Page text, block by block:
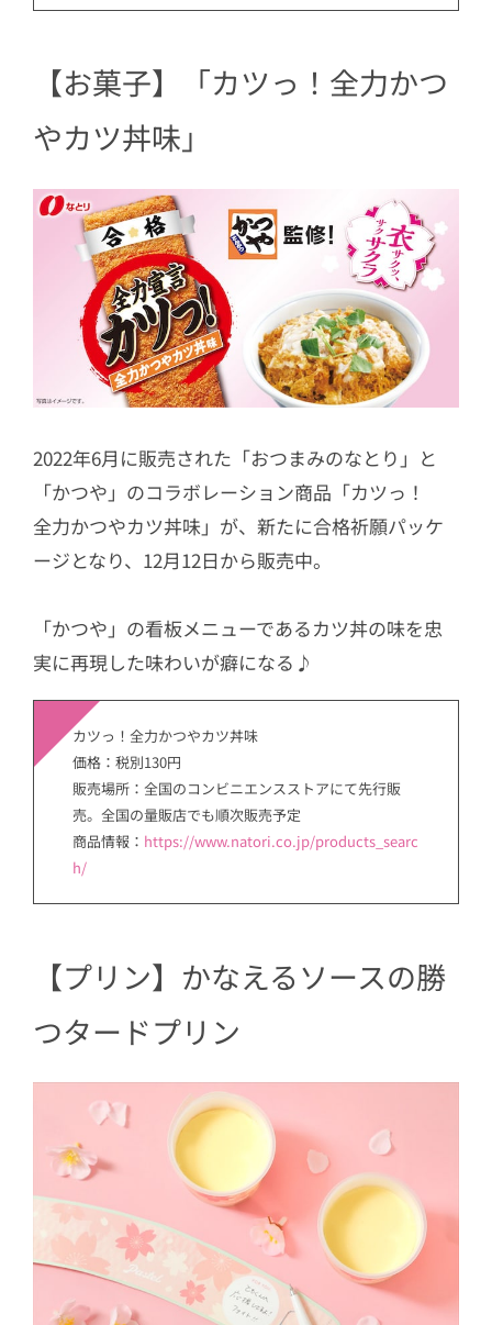
【お菓子】「カツっ！全力かつ
やカツ丼味」
2022年6月に販売された「おつまみのなとり」と
「かつや」のコラボレーション商品「カツっ！
全力かつやカツ丼味」が、新たに合格祈願パッケ
ージとなり、12月12日から販売中。
「かつや」の看板メニューであるカツ丼の味を忠
実に再現した味わいが癖になる♪
カツっ！全力かつやカツ丼味
価格：税別130円
販売場所：全国のコンビニエンスストアにて先行販
売。全国の量販店でも順次販売予定
商品情報： https://www.natori.co.jp/products_searc
h/
【プリン】かなえるソースの勝
つタードプリン